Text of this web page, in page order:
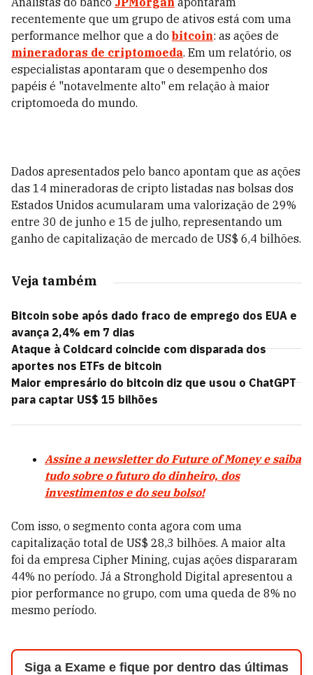
recentemente que um grupo de ativos está com uma
performance melhor que a do bitcoin: as ações de
mineradoras de criptomoeda. Em um relatório, os
especialistas apontaram que o desempenho dos
papéis é "notavelmente alto" em relação à maior
criptomoeda do mundo.
Dados apresentados pelo banco apontam que as ações
das 14 mineradoras de cripto listadas nas bolsas dos
Estados Unidos acumularam uma valorização de 29%
entre 30 de junho e 15 de julho, representando um
ganho de capitalização de mercado de US$ 6,4 bilhões.
Veja também
Bitcoin sobe após dado fraco de emprego dos EUA e
avança 2,4% em 7 dias
Ataque à Coldcard coincide com disparada dos
aportes nos ETFs de bitcoin
Maior empresário do bitcoin diz que usou o ChatGPT
para captar US$ 15 bilhões
Assine a newsletter do Future of Money e saiba
tudo sobre o futuro do dinheiro, dos
investimentos e do seu bolso!
Com isso, o segmento conta agora com uma
capitalização total de US$ 28,3 bilhões. A maior alta
foi da empresa Cipher Mining, cujas ações dispararam
44% no período. Já a Stronghold Digital apresentou a
pior performance no grupo, com uma queda de 8% no
mesmo período.
Siga a Exame e fique por dentro das últimas